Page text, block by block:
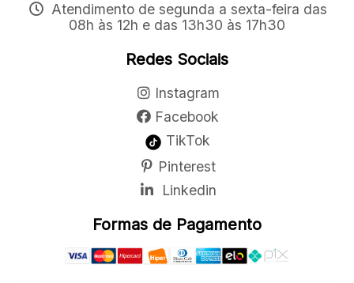
Atendimento de segunda a sexta-feira das
08h às 12h e das 13h30 às 17h30
Redes Sociais
Instagram
Facebook
TikTok
Pinterest
Linkedin
Formas de Pagamento